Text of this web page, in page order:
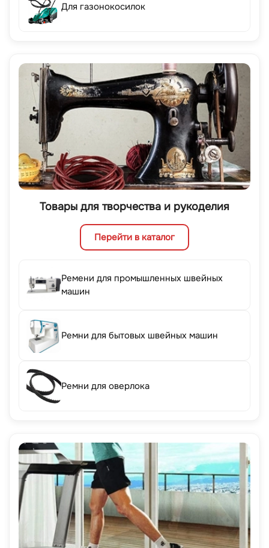
Для газонокосилок
Товары для творчества и рукоделия
Перейти в каталог
Ремени для промышленных швейных
машин
Ремни для бытовых швейных машин
Ремни для оверлока